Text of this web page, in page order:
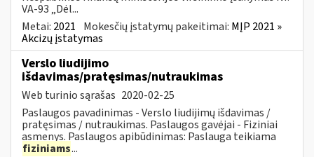
VA-93 „Dėl...
Metai: 2021 Mokesčių įstatymų pakeitimai: MĮP 2021 »
Akcizų įstatymas
Verslo liudijimo
išdavimas/pratęsimas/nutraukimas
Web turinio sąrašas 2020-02-25
Paslaugos pavadinimas - Verslo liudijimų išdavimas /
pratęsimas / nutraukimas. Paslaugos gavėjai - Fiziniai
asmenys. Paslaugos apibūdinimas: Paslauga teikiama
fiziniams...